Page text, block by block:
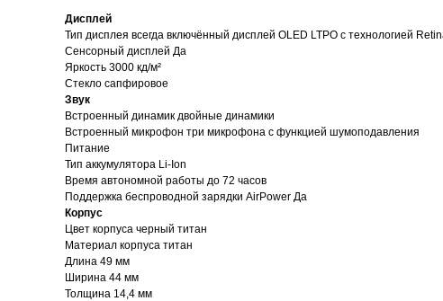
Дисплей
Тип дисплея всегда включённый дисплей OLED LTPO с технологией
Сенсорный дисплей Да
Яркость 3000 кд/ м²
Стекло сапфировое
Звук
Встроенный динамик двойные динамики
Встроенный микрофон три микрофона с функцией шумоподавления
Питание
Тип аккумулятора Li-Ion
Время автономной работы до 72 часов
Поддержка беспроводной зарядки AirPower Да
Корпус
Цвет корпуса черный титан
Материал корпуса титан
Длина 49 мм
Ширина 44 мм
Толщина 14,4 мм